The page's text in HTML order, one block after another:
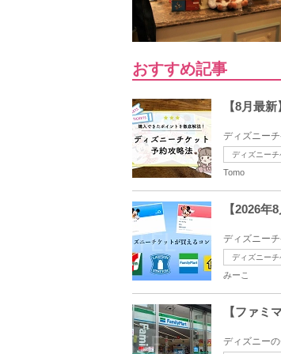
おすすめ記事
【8月最
ディズニー
ディズニーチ
Tomo
【2026
ディズニー
ディズニーチ
みーこ
【ファミ
ディズニー